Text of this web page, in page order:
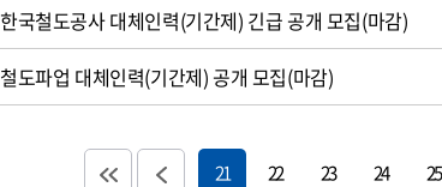
한국철도공사 대체인력(기간제) 긴급 공개 모집(마감)
철도파업 대체인력(기간제) 공개 모집(마감)
21 22 23 24 25